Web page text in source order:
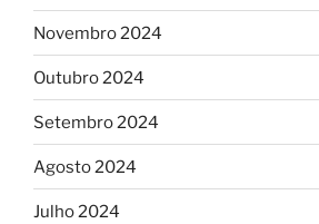
Novembro 2024
Outubro 2024
Setembro 2024
Agosto 2024
Julho 2024